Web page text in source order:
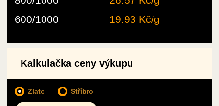
600/1000
19.93 Kč/g
Kalkulačka ceny výkupu
Zlato Stříbro